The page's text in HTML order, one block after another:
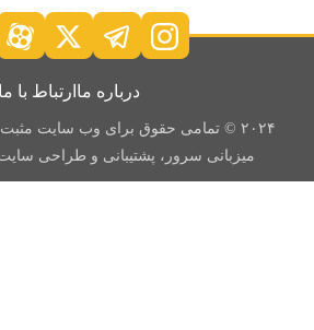
درباره ما ارتباط با ما
۲۰۲۴ © تمامی حقوق برای وب سایت مثبت خودرو محفوظ است.
میزبانی سرور، پشتیبانی و طراحی